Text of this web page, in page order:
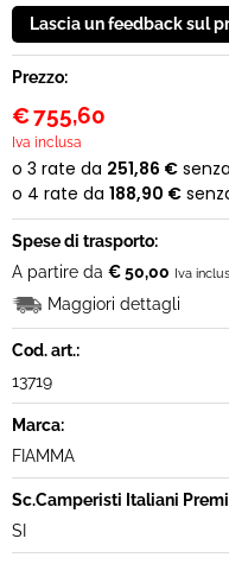
Prezzo:
€755,60
Iva inclusa
Spese di trasporto:
A partire da € 50,00 Iva
Maggiori dettagli
Cod. art.:
13719
Marca:
FIAMMA
Sc.Camperisti Italiani
SI